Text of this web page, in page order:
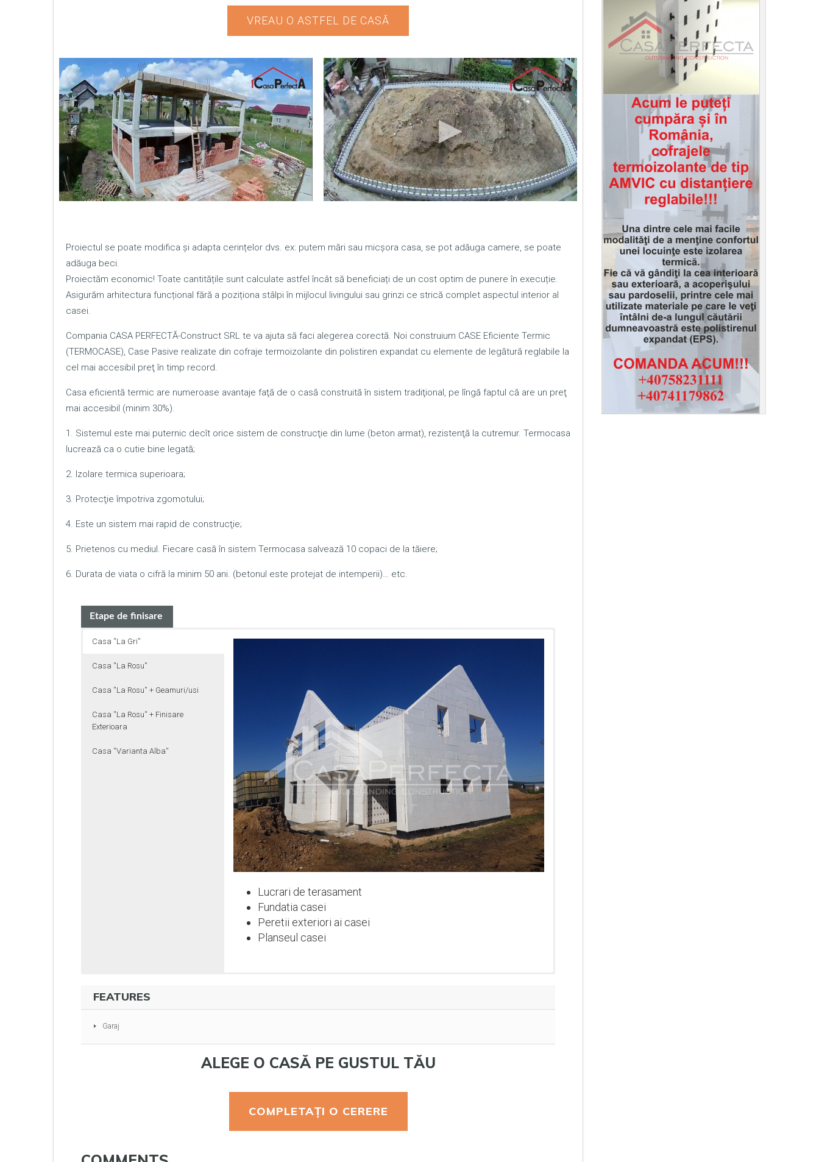
VREAU O ASTFEL DE CASĂ
Proiectul se poate modifica și adapta cerințelor dvs. ex: putem mări sau micșora casa, se pot adăuga camere, se poate
adăuga beci.
Proiectăm economic! Toate cantitățile sunt calculate astfel încât să beneficiați de un cost optim de punere în execuție.
Asigurăm arhitectura funcțional fără a poziționa stâlpi în mijlocul livingului sau grinzi ce strică complet aspectul interior al
casei.
Compania CASA PERFECTĂ-Construct SRL te va ajuta să faci alegerea corectă. Noi construium CASE Eficiente Termic
(TERMOCASE), Case Pasive realizate din cofraje termoizolante din polistiren expandat cu elemente de legătură reglabile la
cel mai accesibil preţ în timp record.
Casa eficientă termic are numeroase avantaje faţă de o casă construită în sistem tradiţional, pe lîngă faptul că are un preţ
mai accesibil (minim 30%).
1. Sistemul este mai puternic decît orice sistem de construcţie din lume (beton armat), rezistenţă la cutremur. Termocasa
lucrează ca o cutie bine legată;
2. Izolare termica superioara;
3. Protecţie împotriva zgomotului;
4. Este un sistem mai rapid de construcţie;
5. Prietenos cu mediul. Fiecare casă în sistem Termocasa salvează 10 copaci de la tăiere;
6. Durata de viata o cifră la minim 50 ani. (betonul este protejat de intemperii)… etc.
Etape de finisare
Casa ''La Gri''
Casa ''La Rosu''
Casa ''La Rosu'' + Geamuri/usi
Casa ''La Rosu'' + Finisare
Exterioara
Casa ''Varianta Alba''
Lucrari de terasament
Fundatia casei
Peretii exteriori ai casei
Planseul casei
FEATURES
Garaj
ALEGE O CASĂ PE GUSTUL TĂU
COMPLETAȚI O CERERE